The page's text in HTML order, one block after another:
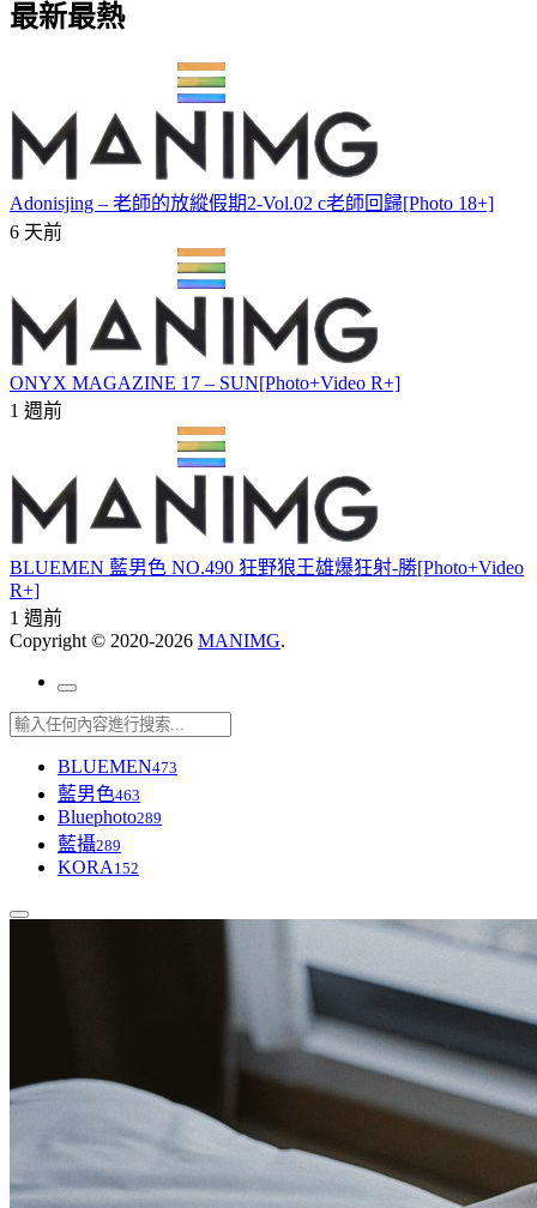
最新最熱
Adonisjing – 老師的放縱假期2-Vol.02 c老師回歸[Photo 18+]
6 天前
ONYX MAGAZINE 17 – SUN[Photo+Video R+]
1 週前
BLUEMEN 藍男色 NO.490 狂野狼王雄爆狂射-勝[Photo+Video
R+]
1 週前
Copyright © 2020-2026 MANIMG.
BLUEMEN473
藍男色463
Bluephoto289
藍攝289
KORA 152